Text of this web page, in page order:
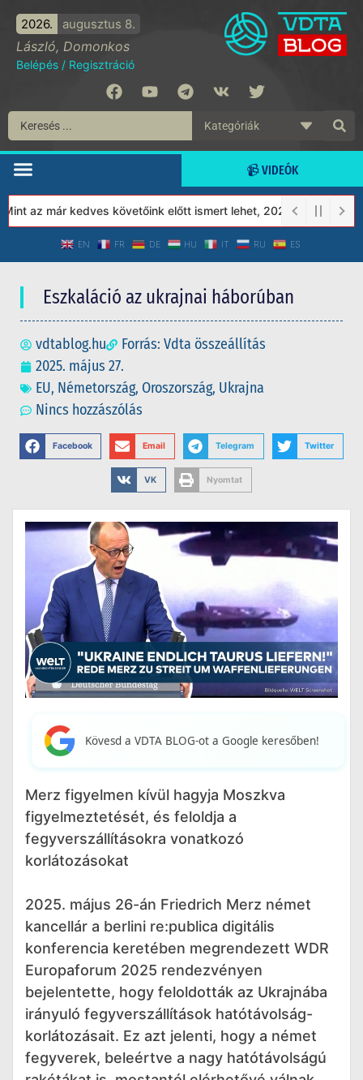
2026. augusztus 8.
László, Domonkos
Belépés / Regisztráció
📹 VIDEÓK
már kedves követőink előtt ismert lehet, 2023-tól a Védett
EN FR DE HU IT RU ES
Eszkaláció az ukrajnai háborúban
vdtablog.hu
Forrás: Vdta összeállítás
2025. május 27.
EU, Németország, Oroszország, Ukrajna
Nincs hozzászólás
Facebook Email Telegram Twitter
VK Nyomtat
Kövesd a VDTA BLOG-ot a Google keresőben!
Merz figyelmen kívül hagyja Moszkva
figyelmeztetését, és feloldja a
fegyverszállításokra vonatkozó
korlátozásokat
2025. május 26-án Friedrich Merz német
kancellár a berlini re:publica digitális
konferencia keretében megrendezett WDR
Europaforum 2025 rendezvényen
bejelentette, hogy feloldották az Ukrajnába
irányuló fegyverszállítások hatótávolság-
korlátozásait. Ez azt jelenti, hogy a német
fegyverek, beleértve a nagy hatótávolságú